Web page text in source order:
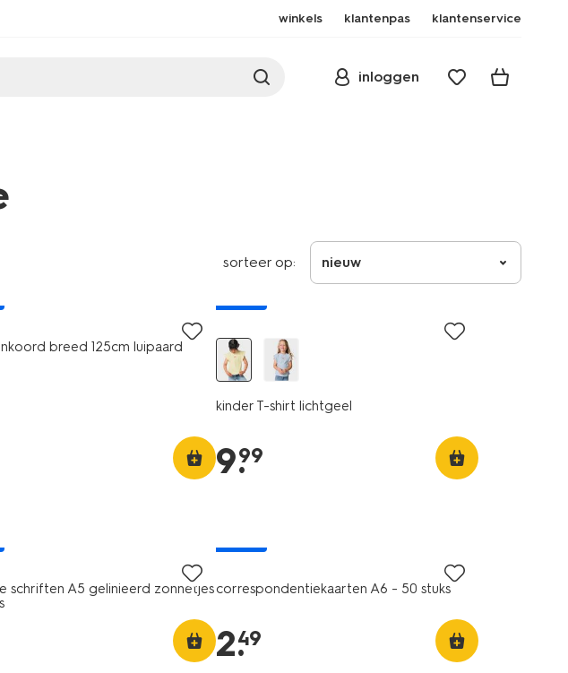
winkels klantenpas klantenservice
inloggen
sorteer op: nieuw
breed 125cm luipaard
kinder T-shirt lichtgeel
9.
99
schriften A5 gelinieerd zonnetjescorrespondentiekaarten A6 - 50 stuks
2.
49